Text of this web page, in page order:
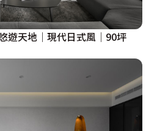
遊天地│現代日式風│90坪